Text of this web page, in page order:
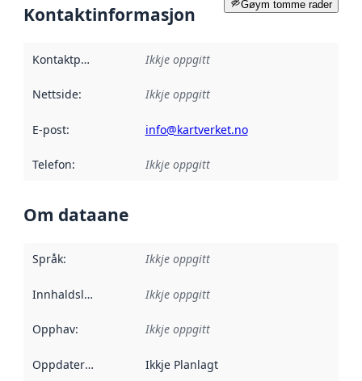
Gøym tomme rader
Kontaktinformasjon
Kontaktpunkt Ikkje oppgitt
Nettside: Ikkje oppgitt
E-post: info@kartverket.no
Telefon: Ikkje oppgitt
Om dataane
Språk: Ikkje oppgitt
Innhaldsleverandørar :
Ikkje oppgitt
Opphav: Ikkje oppgitt
Oppdateringsfrekvens :
Ikkje Planlagt